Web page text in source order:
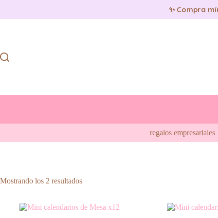
✨ Compra
regalos empresariales
Mostrando los 2 resultadosOrdenado